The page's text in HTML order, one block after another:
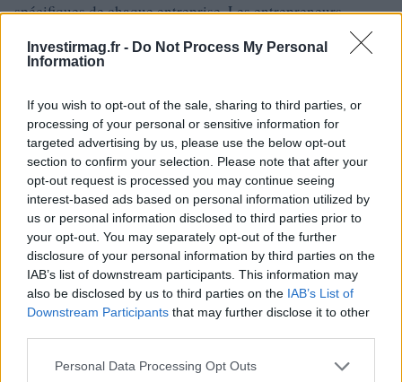
Investirmag.fr - Do Not Process My Personal
Information
If you wish to opt-out of the sale, sharing to third parties, or
processing of your personal or sensitive information for
targeted advertising by us, please use the below opt-out
section to confirm your selection. Please note that after your
opt-out request is processed you may continue seeing
interest-based ads based on personal information utilized by
us or personal information disclosed to third parties prior to
your opt-out. You may separately opt-out of the further
disclosure of your personal information by third parties on the
IAB’s list of downstream participants. This information may
also be disclosed by us to third parties on the IAB’s List of
Downstream Participants that may further disclose it to other
Please note that this website/app uses one or more Google
Personal Data Processing Opt Outs
spécifiques de chaque entreprise. Les entrepreneurs
doivent également rester flexibles et prêts à ajuster leur
stratégie de financement en fonction des changements
ces indications pratiques, les PME peuvent optimiser leur
financement et atteindre leurs objectifs de croissance.
AUTEUR
Thomas Lefevre